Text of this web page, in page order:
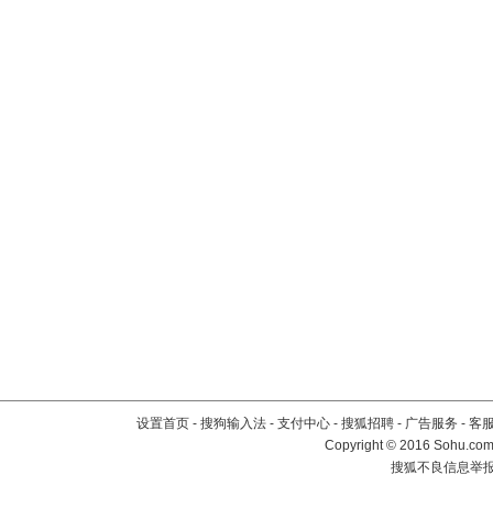
设置首页 - 搜狗输入法 - 支付中心 - 搜狐招聘 - 广告服务 - 客
Copyright©2016
搜狐不良信息举